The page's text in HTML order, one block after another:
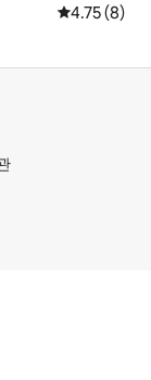
평점 4.75점
4.75 (8)